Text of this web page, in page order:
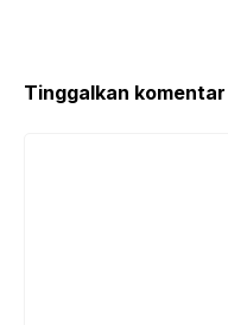
k
Tinggalkan komentar